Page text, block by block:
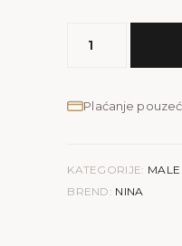
NINA
Plaćanje
KATEGORIJE:
BREND: NINA